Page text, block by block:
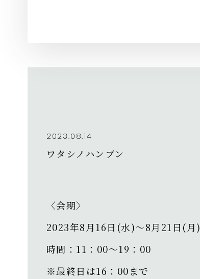
2023.08.14
ワタシノハンブン
〈会期〉
2023年8月16日(水)～8月21日(月)⁡
時間：11：00～19：00 ⁡
※最終日は16：00まで⁡